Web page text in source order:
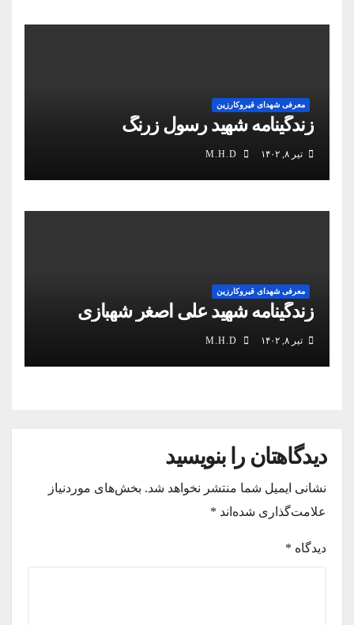
معرفی شهدای قیروکارزین
زندگینامه شهید رسول زرنگ
تیر ۸, ۱۴۰۲
معرفی شهدای قیروکارزین
زندگینامه شهید علی اصغر شهبازی
تیر ۸, ۱۴۰۲
دیدگاهتان را بنویسید
نشانی ایمیل شما منتشر نخواهد شد. بخش‌های موردنیاز
علامت‌گذاری شده‌اند *
دیدگاه *